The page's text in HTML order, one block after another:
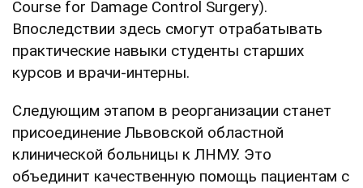
Course for Damage Control Surgery).
Впоследствии здесь смогут отрабатывать
практические навыки студенты старших
курсов и врачи-интерны.
Следующим этапом в реорганизации станет
присоединение Львовской областной
клинической больницы к ЛНМУ. Это
объединит качественную помощь пациентам с